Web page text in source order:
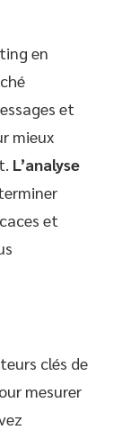
en
et
mieux
L’analyse
et
clés de
mesurer